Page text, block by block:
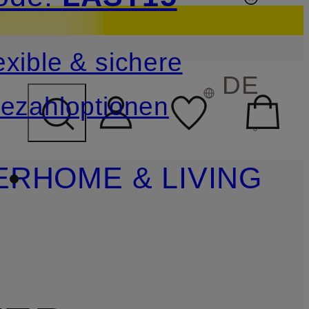
ÜBERSPRINGEN
& sichere
DE
HOME & LIVING